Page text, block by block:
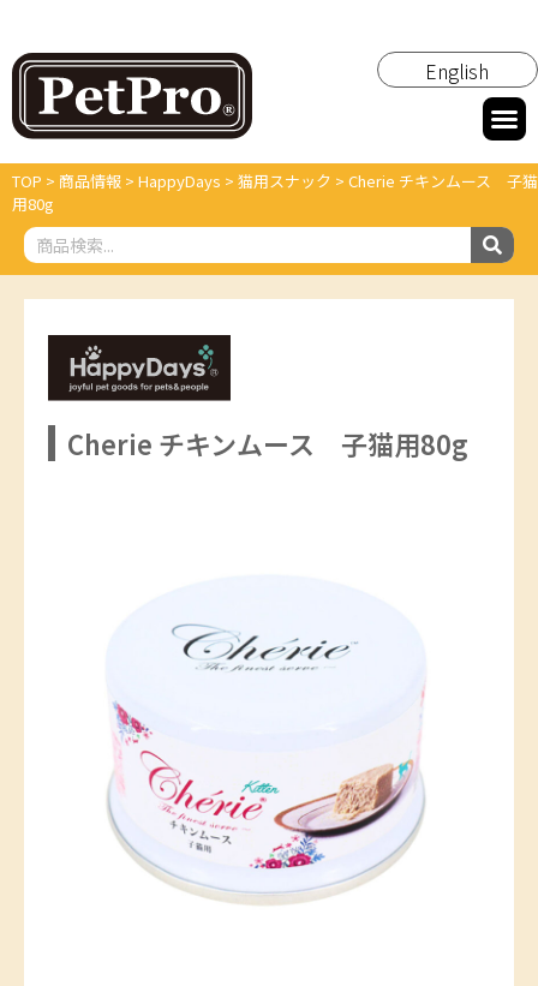
English
TOP > 商品情報 > HappyDays > 猫用スナック > Cherie チキンムース 子猫
用80g
Cherie チキンムース 子猫用80g